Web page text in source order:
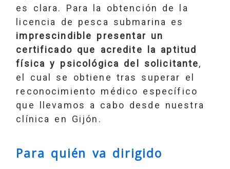
es clara. Para la obtención de la
licencia de pesca submarina es
imprescindible presentar un
certificado que acredite la aptitud
física y psicológica del solicitante,
el cual se obtiene tras superar el
reconocimiento médico específico
que llevamos a cabo desde nuestra
clínica en Gijón.
Para quién va dirigido